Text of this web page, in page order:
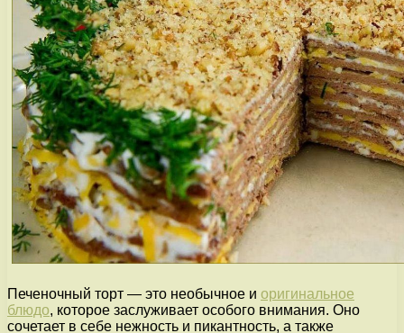
Печеночный торт — это необычное и оригинальное
блюдо, которое заслуживает особого внимания. Оно
сочетает в себе нежность и пикантность, а также